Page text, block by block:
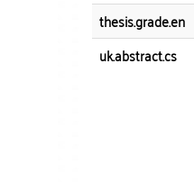
thesis.grade.en
uk.abstract.cs